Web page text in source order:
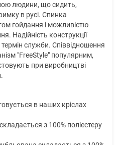
людини, що сидить,
в русі. Спинка
гойдання і можливістю
Надійність конструкції
служби. Співвідношення
"FreeStyle" популярним,
при виробництві
в наших кріслах
з 100% поліестеру